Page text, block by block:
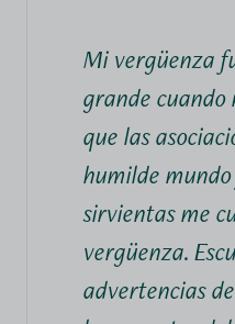
Mi vergüenza
grande cuando
que las
humilde
sirvientas me
vergüenza.
advertencias